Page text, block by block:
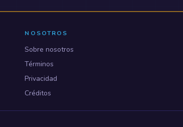
NOSOTROS
Sobre nosotros
Términos
Privacidad
Créditos